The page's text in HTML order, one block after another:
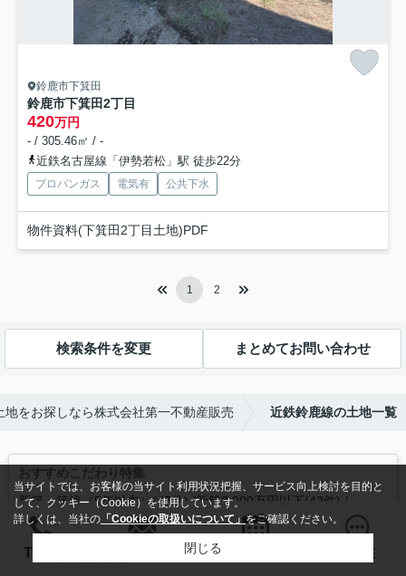
鈴鹿市下箕田
鈴鹿市下箕田2丁目
420万円
- / 305.46㎡ / -
近鉄名古屋線「伊勢若松」駅 徒歩22分
プロパンガス 電気有 公共下水
物件資料(下箕田2丁目土地)PDF
1 2
検索条件を変更 まとめてお問い合わせ
地をお探しなら株式会社第一不動産販売 近鉄鈴鹿線の土地一覧
おすすめこだわり特集
新築・築浅（5年以内）(47件) 新築3,000万円以下(42件)
平屋向けの土地(40件) 仲介保証制度対象物件(33件)
分譲地(25件) 補助金対象物件(15件) 内覧会開催中物件(2件)
自社販売物件(1件)
TEL お問い合わせ LINE
当サイトでは、お客様の当サイト利用状況把握、サービス向上検討を目的と
して、クッキー（Cookie）を使用しています。
詳しくは、当社の 「Cookieの取扱いについて」をご確認ください。
閉じる